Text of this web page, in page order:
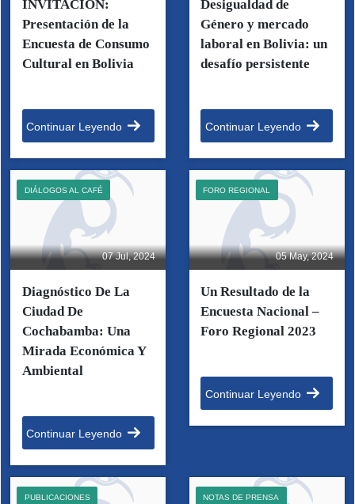
INVITACIÓN:
Presentación de la
Encuesta de Consumo
Cultural en Bolivia
Continuar Leyendo
Desigualdad de
Género y mercado
laboral en Bolivia: un
desafío persistente
Continuar Leyendo
07 Jul, 2024
DIÁLOGOS AL CAFÉ
Diagnóstico De La
Ciudad De
Cochabamba: Una
Mirada Económica Y
Ambiental
Continuar Leyendo
05 May, 2024
FORO REGIONAL
Un Resultado de la
Encuesta Nacional –
Foro Regional 2023
Continuar Leyendo
PUBLICACIONES NOTAS DE PRENSA